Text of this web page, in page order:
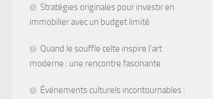
Stratégies originales pour investir en
immobilier avec un budget limité
Quand le souffle celte inspire l’art
moderne : une rencontre fascinante
Événements culturels incontournables :